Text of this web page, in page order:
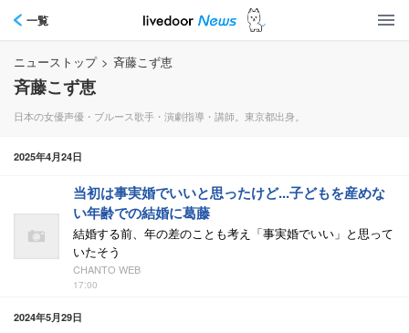
一覧
ニューストップ > 斉藤こず恵
斉藤こず恵
日本の女優声優・ブルース歌手・演劇指導・講師。東京都出身。
2025年4月24日
当初は事実婚でいいと思ったけど...子どもを産めな
い年齢での結婚に葛藤
結婚する前、年の差のことも考え「事実婚でいい」と思って
いたそう
CHANTO WEB
17:00
2024年5月29日